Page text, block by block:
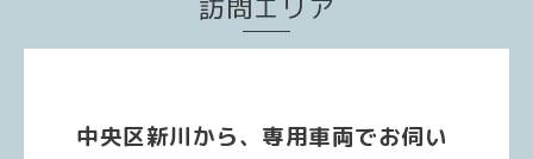
訪問エリア
中央区新川から、専用車両でお伺い